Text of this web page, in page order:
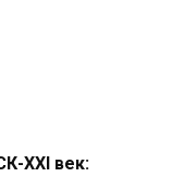
XXI век: